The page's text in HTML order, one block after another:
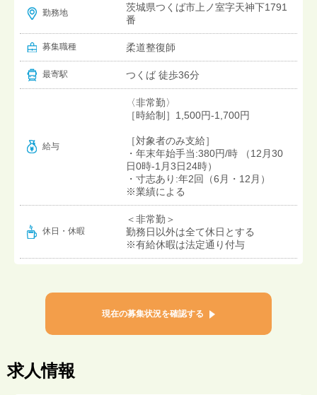
勤務地
茨城県つくば市上ノ室字天神下1791
番
募集職種 柔道整復師
最寄駅 つくば 徒歩36分
給与
〈非常勤〉
［時給制］1,500円-1,700円
［対象者のみ支給］
・年末年始手当:380円/時 （12月30
日0時-1月3日24時）
・寸志あり:年2回（6月・12月）
※業績による
休日・休暇
＜非常勤＞
勤務日以外は全て休日とする
※有給休暇は法定通り付与
現在の募集状況を確認する
求人情報